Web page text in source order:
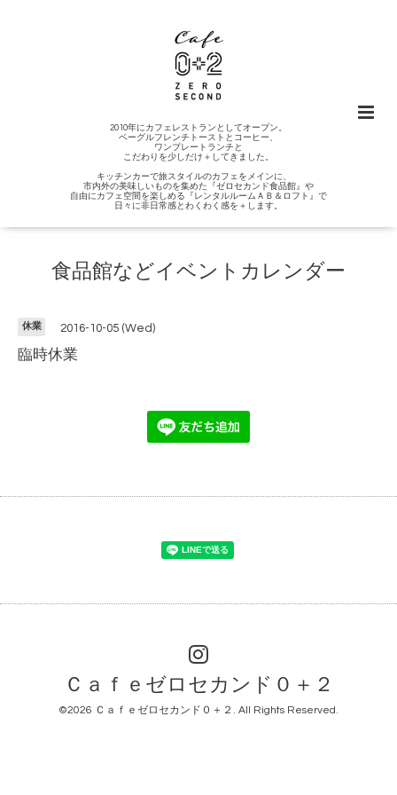
2010年にカフェレストランとしてオープン。
ベーグルフレンチトーストとコーヒー、
ワンプレートランチと
こだわりを少しだけ＋してきました。
キッチンカーで旅スタイルのカフェをメインに、
市内外の美味しいものを集めた『ゼロセカンド食品館』や
自由にカフェ空間を楽しめる『レンタルルームＡＢ＆ロフト』で
日々に非日常感とわくわく感を＋します。
食品館などイベントカレンダー
休業 2016-10-05 (Wed)
臨時休業
Ｃａｆｅゼロセカンド０＋２
©2026 Ｃａｆｅゼロセカンド０＋２ . All Rights Reserved.